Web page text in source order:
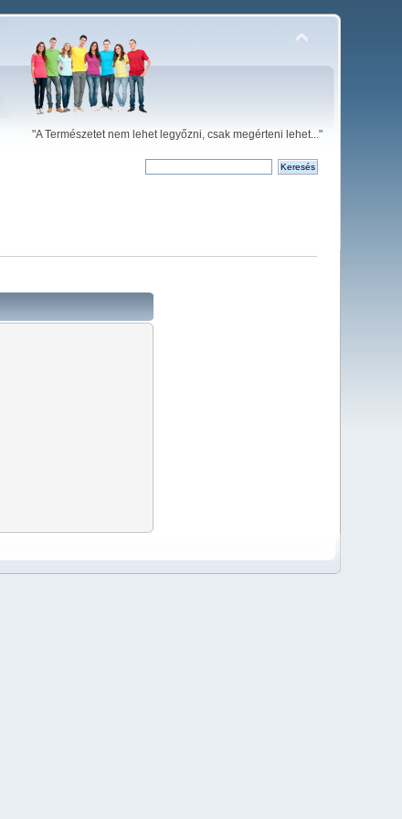
"A Természetet nem lehet legyőzni, csak megérteni lehet..."